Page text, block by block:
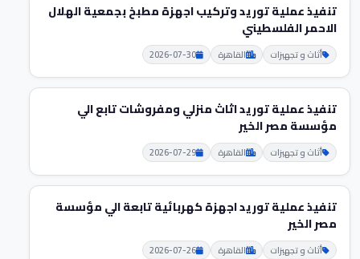
تنفيذ عملية توريد وتركيب اجهزة مطبخ بجمعية الهلال
الاحمر الفلسطيني
أثاث و تجهيزات القاهرة 2026-07-30
تنفيذ عملية توريد اثاث منزلي ومفروشات تابع الي
مؤسسة مصر الخير
أثاث و تجهيزات القاهرة 2026-07-29
تنفيذ عملية توريد اجهزة كهربائية تابعة الي مؤسسة
مصر الخير
أثاث و تجهيزات القاهرة 2026-07-26